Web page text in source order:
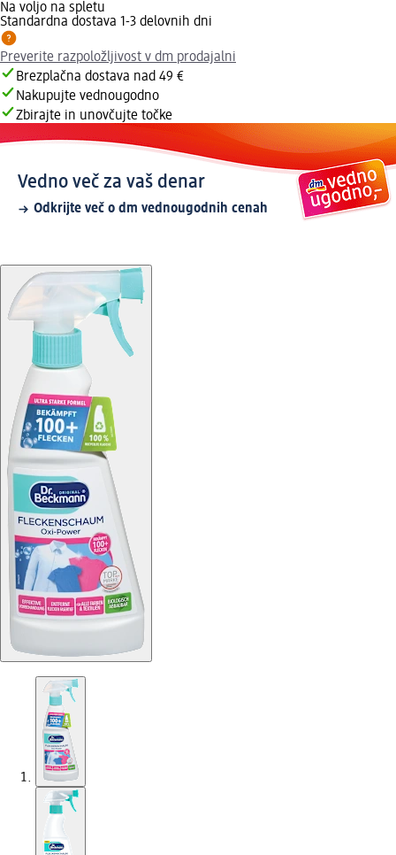
Na voljo na spletu
Standardna dostava 1-3 delovnih dni
Preverite razpoložljivost v dm prodajalni
Brezplačna dostava nad 49 €
Nakupujte vednougodno
Zbirajte in unovčujte točke
Vedno več za vaš denar
Odkrijte več o dm vednougodnih cenah